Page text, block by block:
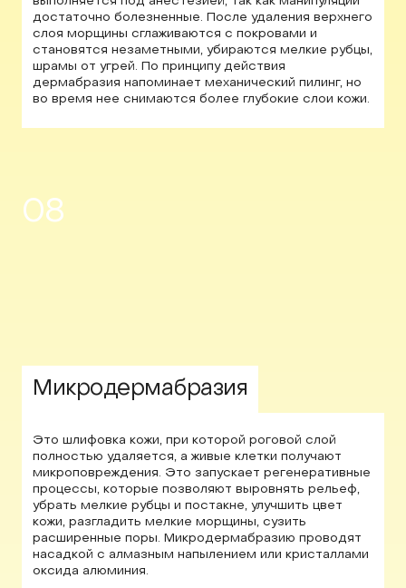
достаточно болезненные. После удаления верхнего
слоя морщины сглаживаются с покровами и
становятся незаметными, убираются мелкие рубцы,
шрамы от угрей. По принципу действия
дермабразия напоминает механический пилинг, но
во время нее снимаются более глубокие слои кожи.
08
Микродермабразия
Это шлифовка кожи, при которой роговой слой
полностью удаляется, а живые клетки получают
микроповреждения. Это запускает регенеративные
процессы, которые позволяют выровнять рельеф,
убрать мелкие рубцы и постакне, улучшить цвет
кожи, разгладить мелкие морщины, сузить
расширенные поры. Микродермабразию проводят
насадкой с алмазным напылением или кристаллами
оксида алюминия.